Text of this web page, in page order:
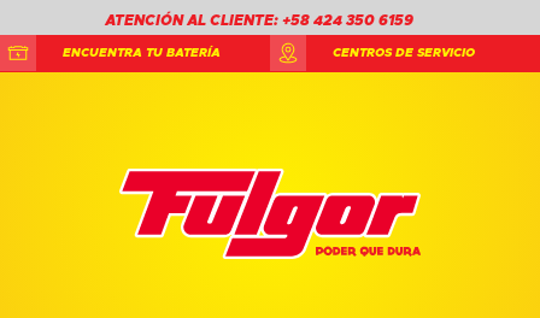
ATENCIÓN AL CLIENTE: +58 424 350 6159
ENCUENTRA TU BATERÍA CENTROS DE SERVICIO